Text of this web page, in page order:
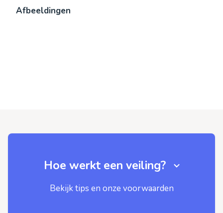
Afbeeldingen
Hoe werkt een veiling?
Bekijk tips en onze voorwaarden